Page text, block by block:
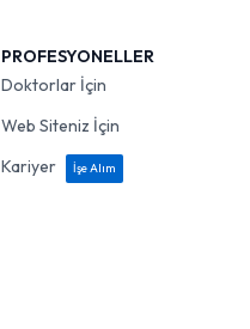
PROFESYONELLER
Doktorlar İçin
Web Siteniz İçin
Kariyer
İşe Alım